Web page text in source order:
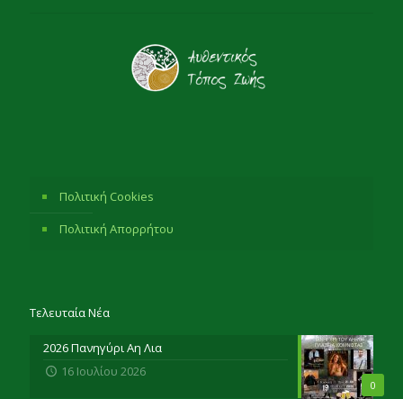
Πολιτική Cookies
Πολιτική Απορρήτου
Τελευταία Νέα
0
2026 Πανηγύρι Αη Λια
16 Ιουλίου 2026